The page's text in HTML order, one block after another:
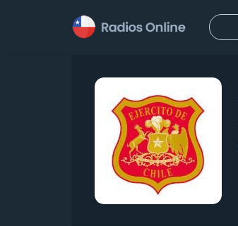
Buscar: